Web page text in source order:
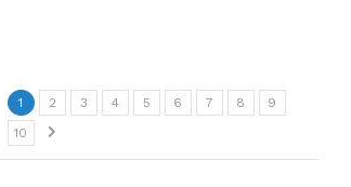
1 2 3 4 5 6 7 8
9
10